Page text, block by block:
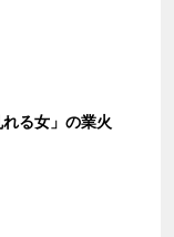
る女」の業火